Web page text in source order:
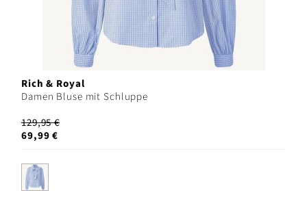
Rich & Royal
Damen Bluse mit Schluppe
129,95 €
69,99 €